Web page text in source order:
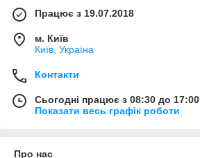
Працює з 19.07.2018
м. Київ
Київ, Україна
Контакти
Сьогодні працює з 08:30 до 17:00
Показати весь графік роботи
Про нас